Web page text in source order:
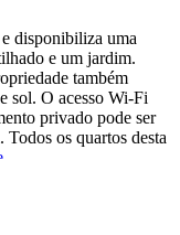
disponibiliza uma
e um jardim.
também
sol. O acesso Wi-Fi
privado pode ser
os quartos desta